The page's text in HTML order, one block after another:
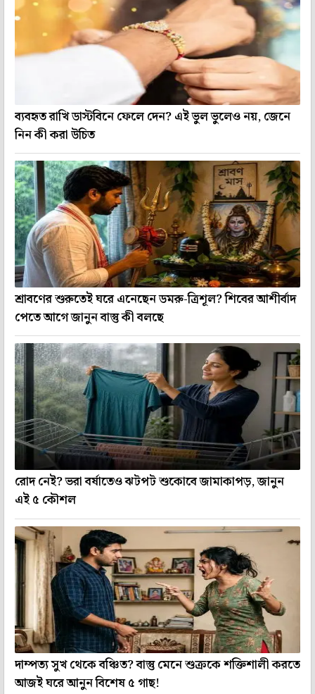
ব্যবহৃত রাখি ডাস্টবিনে ফেলে দেন? এই ভুল ভুলেও নয়, জেনে
নিন কী করা উচিত
শ্রাবণের শুরুতেই ঘরে এনেছেন ডমরু-ত্রিশূল? শিবের আশীর্বাদ
পেতে আগে জানুন বাস্তু কী বলছে
রোদ নেই? ভরা বর্ষাতেও ঝটপট শুকোবে জামাকাপড়, জানুন
এই ৫ কৌশল
দাম্পত্য সুখ থেকে বঞ্চিত? বাস্তু মেনে শুক্রকে শক্তিশালী করতে
আজই ঘরে আনুন বিশেষ ৫ গাছ!